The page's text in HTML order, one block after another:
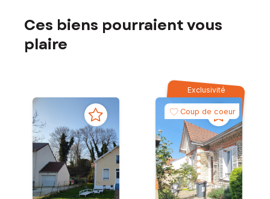
Ces biens pourraient vous
plaire
Exclusivité
Coup de coeur